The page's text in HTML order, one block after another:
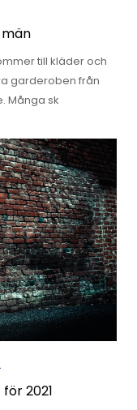
till kläder och
garderoben från
Många sk
2021